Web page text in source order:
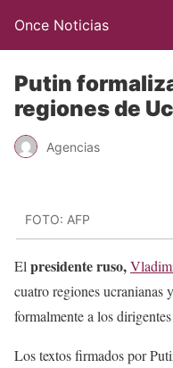
Once Noticias
Putin
regiones de
Agencias
FOTO: AFP
El presidente ruso,
cuatro regiones ucranianas
formalmente a los
Los textos firmados por